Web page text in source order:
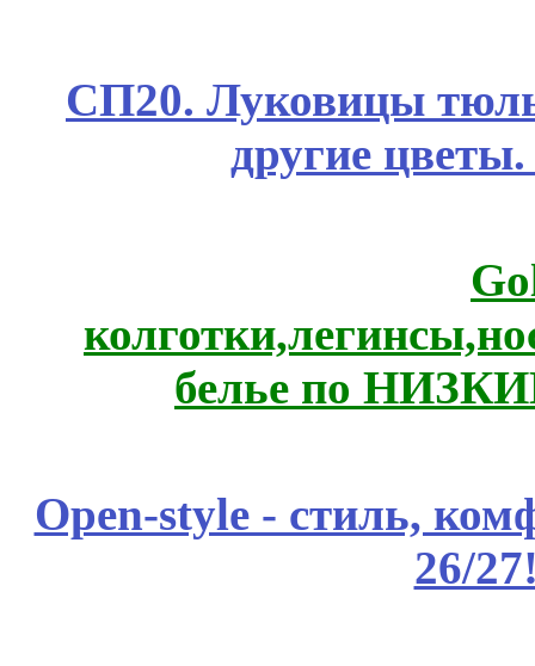
СП20. Луковицы
другие
белье по
Open-style - стиль,
26/